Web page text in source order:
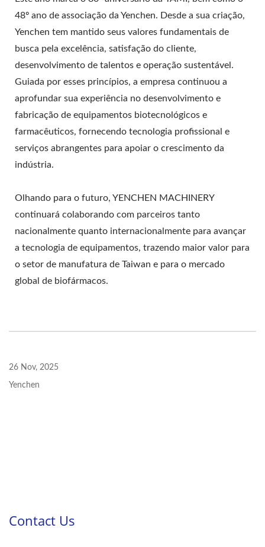
48º ano de associação da Yenchen. Desde a sua criação,
Yenchen tem mantido seus valores fundamentais de
busca pela excelência, satisfação do cliente,
desenvolvimento de talentos e operação sustentável.
Guiada por esses princípios, a empresa continuou a
aprofundar sua experiência no desenvolvimento e
fabricação de equipamentos biotecnológicos e
farmacêuticos, fornecendo tecnologia profissional e
serviços abrangentes para apoiar o crescimento da
indústria.
Olhando para o futuro, YENCHEN MACHINERY
continuará colaborando com parceiros tanto
nacionalmente quanto internacionalmente para avançar
a tecnologia de equipamentos, trazendo maior valor para
o setor de manufatura de Taiwan e para o mercado
global de biofármacos.
26 Nov, 2025
Yenchen